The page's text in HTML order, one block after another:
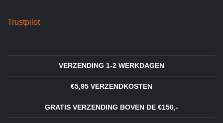
Trustpilot
VERZENDING 1-2 WERKDAGEN
€5,95 VERZENDKOSTEN
GRATIS VERZENDING BOVEN DE €150,-